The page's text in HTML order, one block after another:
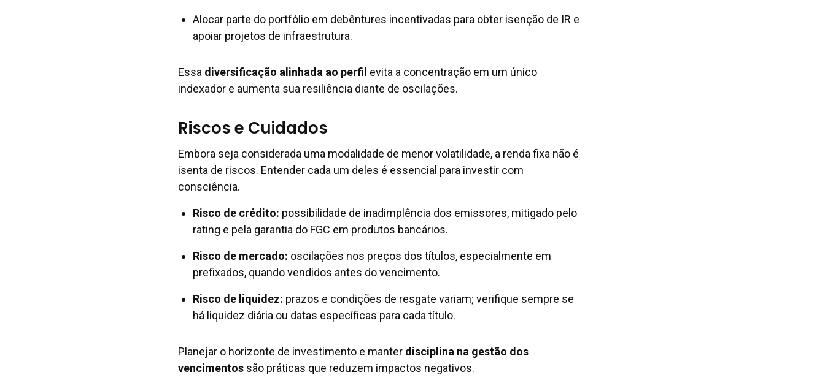
Alocar parte do portfólio em debêntures incentivadas para obter isenção de IR e
apoiar projetos de infraestrutura.
Essa diversificação alinhada ao perfil evita a concentração em um único
indexador e aumenta sua resiliência diante de oscilações.
Riscos e Cuidados
Embora seja considerada uma modalidade de menor volatilidade, a renda fixa não é
isenta de riscos. Entender cada um deles é essencial para investir com
consciência.
Risco de crédito: possibilidade de inadimplência dos emissores, mitigado pelo
rating e pela garantia do FGC em produtos bancários.
Risco de mercado: oscilações nos preços dos títulos, especialmente em
prefixados, quando vendidos antes do vencimento.
Risco de liquidez: prazos e condições de resgate variam; verifique sempre se
há liquidez diária ou datas específicas para cada título.
Planejar o horizonte de investimento e manter disciplina na gestão dos
vencimentos são práticas que reduzem impactos negativos.